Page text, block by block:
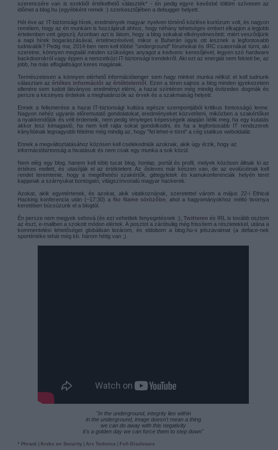
szerencsére van is ezekből értékelhető választék* - én pedig egyre kevésbé töltöm szívesen az
időmet a blog.hu (egyébként remek :) szerkesztőjében a debugger helyett.
Hét éve az IT-biztonsági hírek, eredmények magyar nyelven történő közlése kuriózum volt, és nagyon
remélem, hogy az én munkám is hozzájárult ahhoz, hogy néhány tehetséges embert elkapjon a legjobb
értelemben vett gépszíj. Azonban azt is látom, hogy a blog sokakat elkényelmesített: miért vesződjünk
a napi hírek bogarászásával, értelmezésével, mikor a Buherán úgyis ott lesznek a legfontosabb
tudnivalók? Pedig ma, 2014-ben nem kell többé "underground" fórumokat és IRC csatornákat túrni, aki
szeretne, könnyen megtalál minden szükséges anyagot a kedvenc keresőjével, legyen szó hardware
backdoorokról vagy éppen a nemzetközi IT-biztonsági trendekről. Aki ezt az energiát nem fekteti be, az
jobb, ha más elfoglaltságot keres magának.
Természetesen a könnyen elérhető információtenger sem hagy minket munka nélkül: el kell tudnunk
választani azértékes információt azértéktelentől
. Ezen a téren sajnos a blog minden igyekezetem
ellenére sem tudott látványos eredményt elérni, a hazai színtéren még mindig évtizedes dogmák és
persze a kicsinyes érdekek a meghatározók az érvek és a szakmaiság helyett.
Ennek a felismerése a hazai IT-biztonsági kultúra egésze szempontjából kritikus fontosságú lenne.
Nagyon nehéz ugyanis előremutató gondolatokat, eredményeket közvetíteni, miközben a szakértőket
a nyakkendőjük és vélt érdemeik, nem pedig tényleges képességeik alapján ítélik meg, ha egy kutatás
akkor lesz kimagasló, ha nem kell rajta sokat gondolkodni, és ha a legfontosabb IT rendszerek
irányítóinak legnagyobb félelme még mindig az, hogy "fel lehet-e törni" a cég statikus weboldalát.
Ennek a megváltoztatásához közösen kell cselekedniük azoknak, akik úgy érzik, hogy az
információbiztonság a hivatásuk és nem csak egy munka a sok közül.
Nem elég egy blog, hanem kell több tucat blog, honlap, portál és profil, melyek közösen állnak ki az
értékes mellett, és utasítják el az értéktelent. Az ősleves már készen van, de az evolúciónak kell
rendet teremtenie, hogy a megélhetési szakértők, gittegyletek és kamukonferenciák helyén teret
kapjanak a szárnyukat bontogató, világszínvonalú magyar hackerek.
Azokat, akik egyetértenek, és azokat, akik vitatkoznának, szeretettel várom a május 22-i Ethical
Hacking konferencia után (~17:30) a No Name sörözőbe , ahol a hagyományokhoz méltó tivornya
keretében búcsúzunk el a blogtól.
Én persze nem megyek sehová (és ezt vehetitek fenyegetésnek :), Twitteren és IRL is tovább osztom
az észt, e-mailben a szokott módon elértek. A posztot a záróbuliig még frissítem a részletekkel, utána a
kommentelési lehetőséget globálisan lezárom, és eldobom a blog.hu-s jelszavaimat (a deface-nek
sportértéke tehát még kb. három hétig van ;).
"In the underground, integrity lies within
in the underground, image doesn't mean a thing
we can do away with this negativity
it's a golden day we can force them to step down"
* Phrack Krebs on Security Ars Technica Full-Disclosure